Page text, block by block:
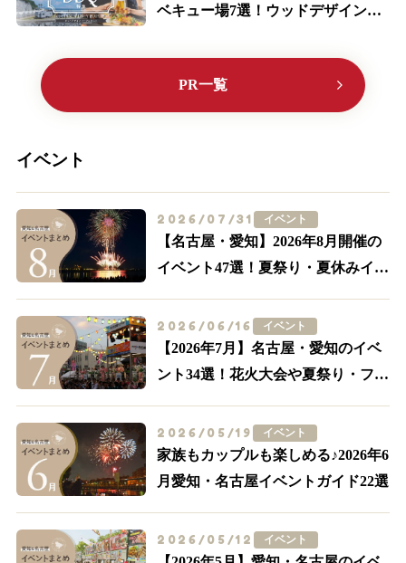
ベキュー場7選！ウッドデザインパ
PR一覧
イベント
2026/07/31 イベント
【名古屋・愛知】2026年8月開催の
イベント47選！夏祭り・夏休みイベ
2026/06/16 イベント
【2026年7月】名古屋・愛知のイベ
ント34選！花火大会や夏祭り・フー
2026/05/19 イベント
家族もカップルも楽しめる♪2026年6
月愛知・名古屋イベントガイド22選
2026/05/12 イベント